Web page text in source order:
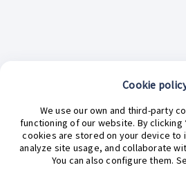
¿En
Cookie
We use our own and third-party
functioning of our website. By clicking
cookies are stored on your device to
analyze site usage, and collaborate
You can also configure them.